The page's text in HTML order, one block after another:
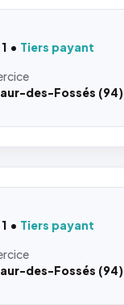
Tiers payant
des-Fossés (94)
Tiers payant
des-Fossés (94)